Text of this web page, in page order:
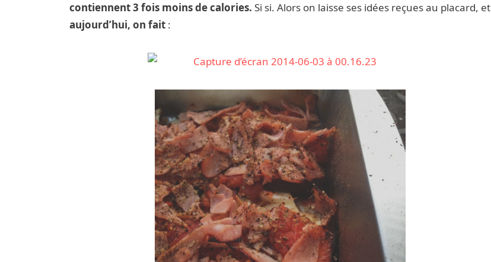
contiennent 3 fois moins de calories. Si si. Alors on laisse ses idées reçues au placard, et
aujourd’hui, on fait: